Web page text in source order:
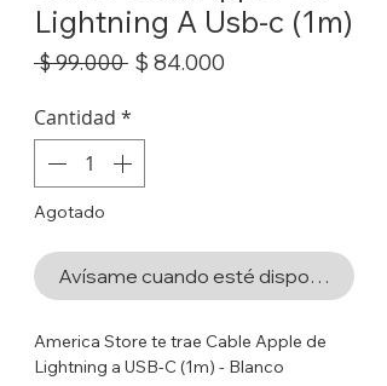
Lightning A Usb-c (1m)
$ 99.000 Precio
$ 84.000
Cantidad *
Agotado
Avísame cuando esté disponible
America Store te trae Cable Apple de
Lightning a USB-C (1m) - Blanco